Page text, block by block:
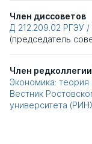
Член диссоветов
Д 212.209.02 РГЭУ
(председатель
Член
Экономика: теория
Вестник
университета